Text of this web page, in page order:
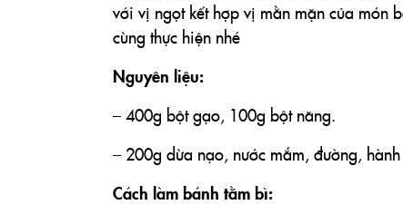
với vị ngọt kết hợp vị mằn mặn của món
cùng thực hiện nhé
Nguyên liệu:
– 400g bột gạo, 100g bột năng.
– 200g dừa nạo, nước mắm, đường,
Cách làm bánh tằm bì: